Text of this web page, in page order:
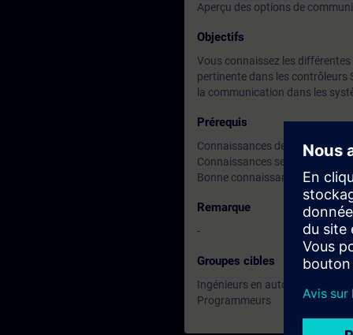
Aperçu des options de
Objectifs
Vous connaissez les
pertinente dans les contrôleurs
la communication dans les
Prérequis
Connaissances de base en
Connaissances selon TIA-PRO2
Bonne connaissance de SCL
Remarque
-
Groupes cibles
Ingénieurs en automatisation
Programmeurs